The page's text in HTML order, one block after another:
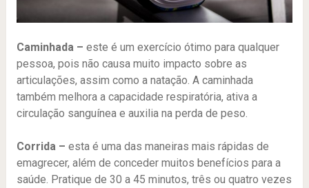
Caminhada – este é um exercício ótimo para qualquer
pessoa, pois não causa muito impacto sobre as
articulações, assim como a natação. A caminhada
também melhora a capacidade respiratória, ativa a
circulação sanguínea e auxilia na perda de peso.
Corrida – esta é uma das maneiras mais rápidas de
emagrecer, além de conceder muitos benefícios para a
saúde. Pratique de 30 a 45 minutos, três ou quatro vezes